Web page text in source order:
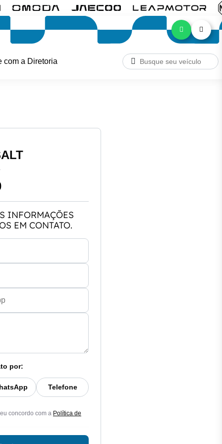
com a Diretoria
INFORMAÇÕES
EM CONTATO.
por:
Telefone
concordo com a Política de